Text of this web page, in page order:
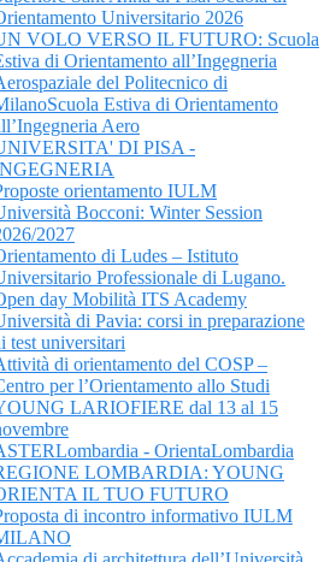
Universitario 2026
VOLO VERSO IL FUTURO: Scuola
di Orientamento all’Ingegneria
del Politecnico di
Estiva di Orientamento
Aero
DI PISA -
orientamento IULM
Bocconi: Winter Session
2027
di Ludes – Istituto
Professionale di Lugano.
day Mobilità ITS Academy
di Pavia: corsi in preparazione
test universitari
di orientamento del COSP –
per l’Orientamento allo Studi
LARIOFIERE dal 13 al 15
- OrientaLombardia
LOMBARDIA: YOUNG
IL TUO FUTURO
di incontro informativo IULM